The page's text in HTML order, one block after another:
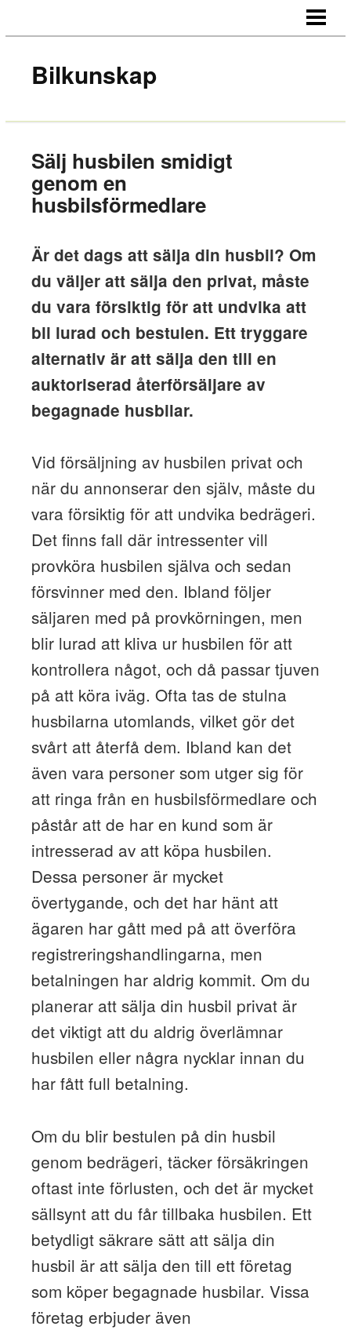
KONTAKT
Bilkunskap
Sälj husbilen smidigt
genom en
husbilsförmedlare
Är det dags att sälja din husbil? Om
du väljer att sälja den privat, måste
du vara försiktig för att undvika att
bli lurad och bestulen. Ett tryggare
alternativ är att sälja den till en
auktoriserad återförsäljare av
begagnade husbilar.
Vid försäljning av husbilen privat och
när du annonserar den själv, måste du
vara försiktig för att undvika bedrägeri.
Det finns fall där intressenter vill
provköra husbilen själva och sedan
försvinner med den. Ibland följer
säljaren med på provkörningen, men
blir lurad att kliva ur husbilen för att
kontrollera något, och då passar tjuven
på att köra iväg. Ofta tas de stulna
husbilarna utomlands, vilket gör det
svårt att återfå dem. Ibland kan det
även vara personer som utger sig för
att ringa från en husbilsförmedlare och
påstår att de har en kund som är
intresserad av att köpa husbilen.
Dessa personer är mycket
övertygande, och det har hänt att
ägaren har gått med på att överföra
registreringshandlingarna, men
betalningen har aldrig kommit. Om du
planerar att sälja din husbil privat är
det viktigt att du aldrig överlämnar
husbilen eller några nycklar innan du
har fått full betalning.
Om du blir bestulen på din husbil
genom bedrägeri, täcker försäkringen
oftast inte förlusten, och det är mycket
sällsynt att du får tillbaka husbilen. Ett
betydligt säkrare sätt att sälja din
husbil är att sälja den till ett företag
som köper begagnade husbilar. Vissa
företag erbjuder även